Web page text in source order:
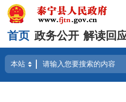
首页 政务公开 解读回